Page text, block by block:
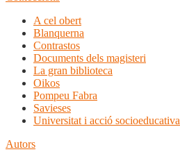
A cel obert
Blanquerna
Contrastos
Documents dels magisteri
La gran biblioteca
Oikos
Pompeu Fabra
Savieses
Universitat i acció socioeducativa
Autors